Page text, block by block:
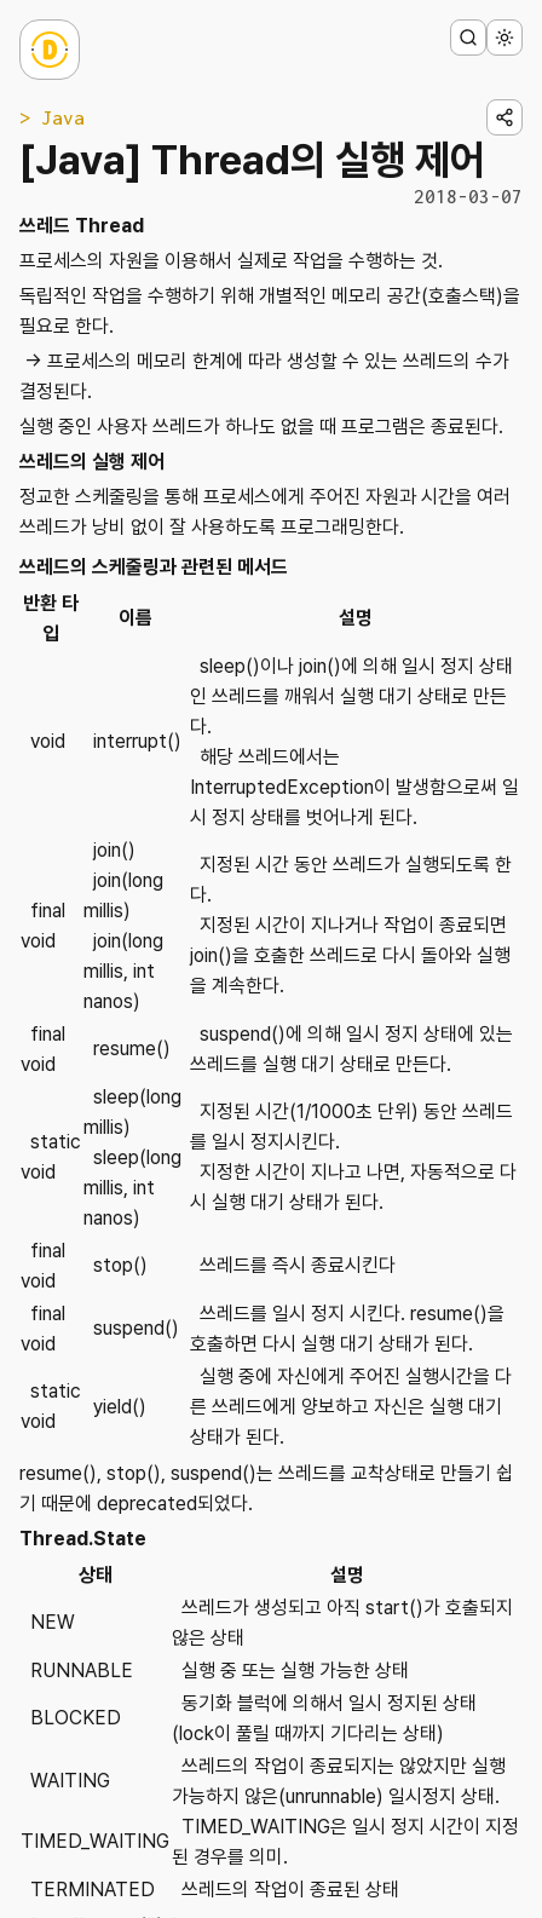
> Java
[Java] Thread의 실행 제어
2018-03-07
쓰레드 Thread
프로세스의 자원을 이용해서 실제로 작업을 수행하는 것.
독립적인 작업을 수행하기 위해 개별적인 메모리 공간(호출스택)을
필요로 한다.
→ 프로세스의 메모리 한계에 따라 생성할 수 있는 쓰레드의 수가
결정된다.
실행 중인 사용자 쓰레드가 하나도 없을 때 프로그램은 종료된다.
쓰레드의 실행 제어
정교한 스케줄링을 통해 프로세스에게 주어진 자원과 시간을 여러
쓰레드가 낭비 없이 잘 사용하도록 프로그래밍한다.
쓰레드의 스케줄링과 관련된 메서드
반환 타
입
이름 설명
void interrupt()
sleep()이나 join()에 의해 일시 정지 상태
인 쓰레드를 깨워서 실행 대기 상태로 만든
다.
해당 쓰레드에서는
InterruptedException이 발생함으로써 일
시 정지 상태를 벗어나게 된다.
final
void
join()
join(long
millis)
join(long
millis, int
nanos)
지정된 시간 동안 쓰레드가 실행되도록 한
다.
지정된 시간이 지나거나 작업이 종료되면
join()을 호출한 쓰레드로 다시 돌아와 실행
을 계속한다.
final
void
resume()
suspend()에 의해 일시 정지 상태에 있는
쓰레드를 실행 대기 상태로 만든다.
static
void
sleep(long
millis)
sleep(long
millis, int
nanos)
지정된 시간(1/1000초 단위) 동안 쓰레드
를 일시 정지시킨다.
지정한 시간이 지나고 나면, 자동적으로 다
시 실행 대기 상태가 된다.
final
void
stop() 쓰레드를 즉시 종료시킨다
final
void
suspend()
쓰레드를 일시 정지 시킨다. resume()을
호출하면 다시 실행 대기 상태가 된다.
static
void
yield()
실행 중에 자신에게 주어진 실행시간을 다
른 쓰레드에게 양보하고 자신은 실행 대기
상태가 된다.
resume(), stop(), suspend()는 쓰레드를 교착상태로 만들기 쉽
기 때문에 deprecated되었다.
Thread.State
상태
설명
NEW
쓰레드가 생성되고 아직 start()가 호출되지
않은 상태
RUNNABLE
실행 중 또는 실행 가능한 상태
BLOCKED
동기화 블럭에 의해서 일시 정지된 상태
(lock이 풀릴 때까지 기다리는 상태)
WAITING
TIMED_WAITING
쓰레드의 작업이 종료되지는 않았지만 실행
가능하지 않은(unrunnable) 일시정지 상태.
TIMED_WAITING은 일시 정지 시간이 지정
된 경우를 의미.
TERMINATED
쓰레드의 작업이 종료된 상태